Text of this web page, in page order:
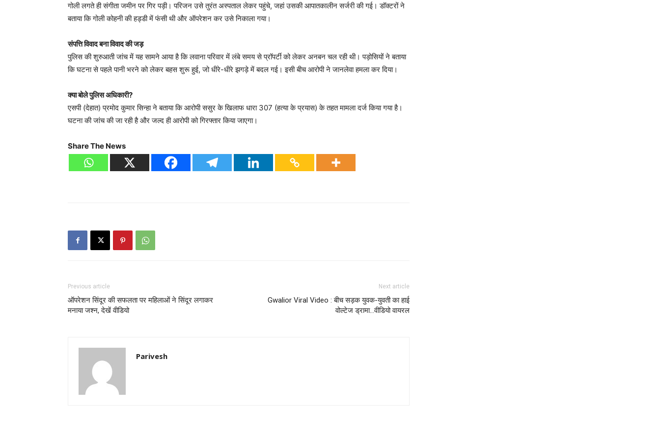
गोली लगते ही संगीता जमीन पर गिर पड़ी। परिजन उसे तुरंत अस्पताल लेकर पहुंचे, जहां उसकी आपातकालीन सर्जरी की गई। डॉक्टरों ने
बताया कि गोली कोहनी की हड्डी में फंसी थी और ऑपरेशन कर उसे निकाला गया।
संपत्ति विवाद बना विवाद की जड़
पुलिस की शुरुआती जांच में यह सामने आया है कि लवाना परिवार में लंबे समय से प्रॉपर्टी को लेकर अनबन चल रही थी। पड़ोसियों ने बताया
कि घटना से पहले पानी भरने को लेकर बहस शुरू हुई, जो धीरे-धीरे झगड़े में बदल गई। इसी बीच आरोपी ने जानलेवा हमला कर दिया।
क्या बोले पुलिस अधिकारी?
एसपी (देहात) प्रमोद कुमार सिन्हा ने बताया कि आरोपी ससुर के खिलाफ धारा 307 (हत्या के प्रयास) के तहत मामला दर्ज किया गया है।
घटना की जांच की जा रही है और जल्द ही आरोपी को गिरफ्तार किया जाएगा।
Share The News
Previous article
ऑपरेशन सिंदूर की सफलता पर महिलाओं ने सिंदूर लगाकर
मनाया जश्न, देखें वीडियो
Next article
Gwalior Viral Video : बीच सड़क युवक-युवती का हाई
वोल्टेज ड्रामा…वीडियो वायरल
Parivesh